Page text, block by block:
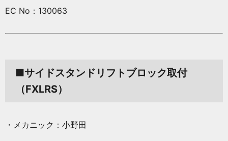
EC No：130063
■サイドスタンドリフトブロック取付
（FXLRS）
・メカニック：小野田